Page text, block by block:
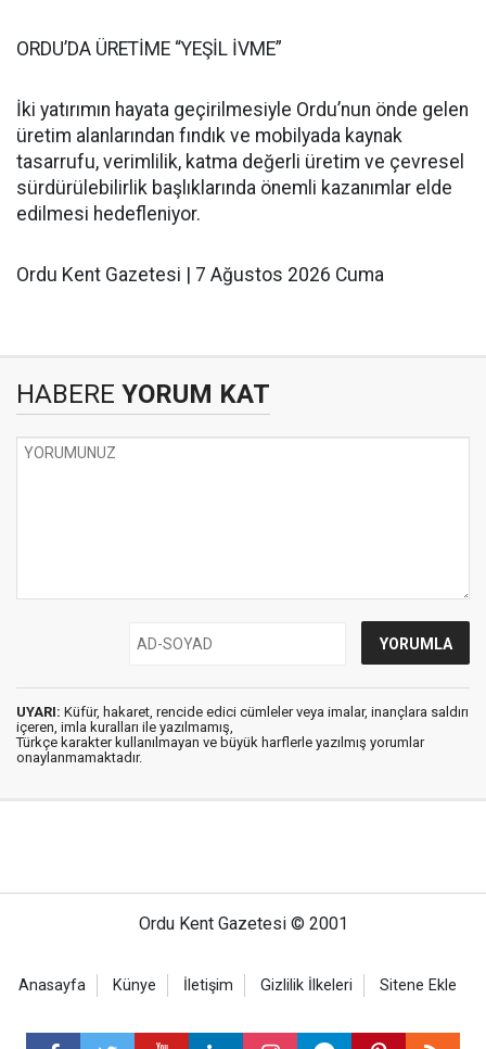
ORDU’DA ÜRETİME “YEŞİL İVME”
İki yatırımın hayata geçirilmesiyle Ordu’nun önde gelen
üretim alanlarından fındık ve mobilyada kaynak
tasarrufu, verimlilik, katma değerli üretim ve çevresel
sürdürülebilirlik başlıklarında önemli kazanımlar elde
edilmesi hedefleniyor.
Ordu Kent Gazetesi | 7 Ağustos 2026 Cuma
HABERE YORUM KAT
UYARI: Küfür, hakaret, rencide edici cümleler veya imalar, inançlara saldırı
içeren, imla kuralları ile yazılmamış,
Türkçe karakter kullanılmayan ve büyük harflerle yazılmış yorumlar
onaylanmamaktadır.
Ordu Kent Gazetesi © 2001
Anasayfa Künye İletişim Gizlilik İlkeleri Sitene Ekle